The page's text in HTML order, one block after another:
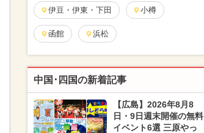
伊豆・伊東・下田 小樽
函館 浜松
中国･四国の新着記事
【広島】2026年8月8
日・9日週末開催の無料
イベント6選 三原やっ